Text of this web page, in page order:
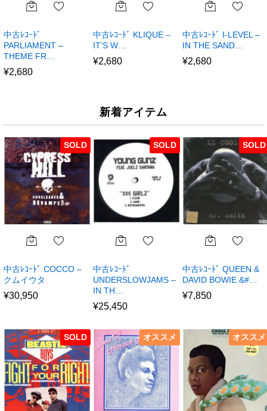
中古ﾚｺｰﾄﾞ
PARLIAMENT –
THEME FR…
¥2,680
中古ﾚｺｰﾄﾞ KLIQUE –
IT’S W…
¥2,680
中古ﾚｺｰﾄﾞ I-LEVEL –
IN THE SAND…
¥2,680
新着アイテム
SOLD
中古ﾚｺｰﾄﾞ COCCO –
クムイウタ
¥30,950
SOLD
中古ﾚｺｰﾄﾞ
UNDERSLOWJAMS –
IN TH…
¥25,450
SOLD
中古ﾚｺｰﾄﾞ QUEEN &
DAVID BOWIE &#…
¥7,850
SOLD オススメ オススメ